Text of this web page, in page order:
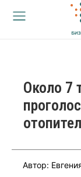
Около 7
Автор: